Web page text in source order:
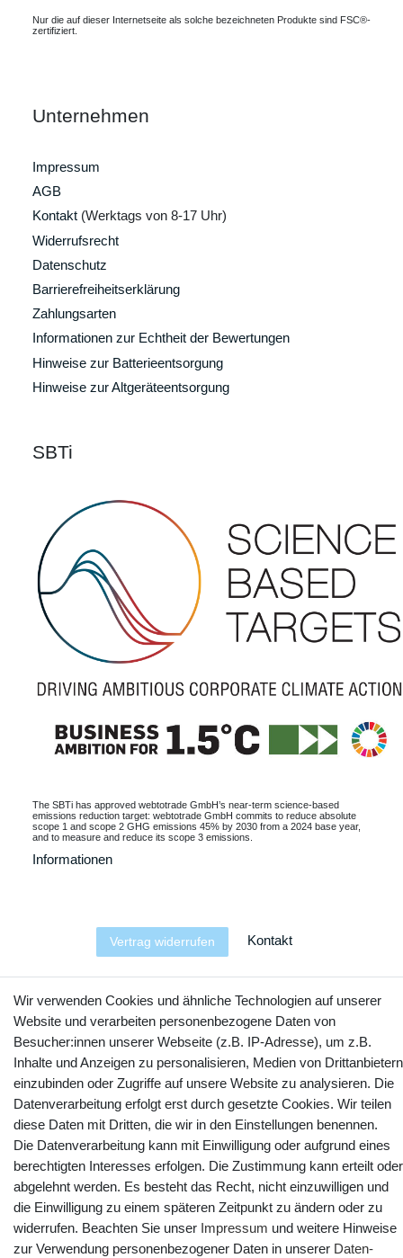
Nur die auf dieser Internetseite als solche bezeichneten Produkte sind FSC®-
zertifiziert.
Unternehmen
Impressum
AGB
Kontakt (Werktags von 8-17 Uhr)
Widerrufsrecht
Datenschutz
Barrierefreiheitserklärung
Zahlungsarten
Informationen zur Echtheit der Bewertungen
Hinweise zur Batterieentsorgung
Hinweise zur Altgeräteentsorgung
SBTi
The SBTi has approved webtotrade GmbH’s near-term science-based
emissions reduction target: webtotrade GmbH commits to reduce absolute
scope 1 and scope 2 GHG emissions 45% by 2030 from a 2024 base year,
and to measure and reduce its scope 3 emissions.
Informationen
Vertrag widerrufen Kontakt
YouTube Facebook Instagram
© Copyright 2025 webtotrade GmbH. Alle Rechte vorbehalten.
Wir verwenden Cookies und ähnliche Technologien auf unserer
Website und verarbeiten personenbezogene Daten von
Besucher:innen unserer Webseite (z.B. IP-Adresse), um z.B.
Inhalte und Anzeigen zu personalisieren, Medien von Drittanbietern
einzubinden oder Zugriffe auf unsere Website zu analysieren. Die
Datenverarbeitung erfolgt erst durch gesetzte Cookies. Wir teilen
diese Daten mit Dritten, die wir in den Einstellungen benennen.
Die Datenverarbeitung kann mit Einwilligung oder aufgrund eines
berechtigten Interesses erfolgen. Die Zustimmung kann erteilt oder
abgelehnt werden. Es besteht das Recht, nicht einzuwilligen und
die Einwilligung zu einem späteren Zeitpunkt zu ändern oder zu
widerrufen. Beachten Sie unser Impressum und weitere Hinweise
zur Verwendung personenbezogener Daten in unserer Daten­